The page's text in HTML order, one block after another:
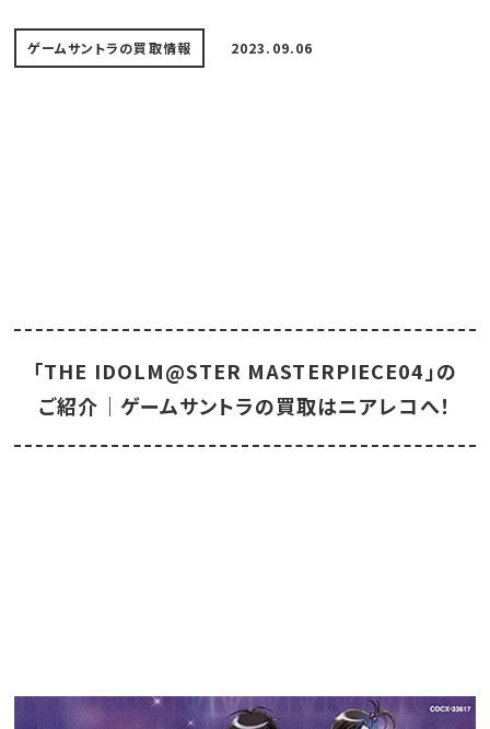
ゲームサントラの買取情報 2023.09.06
「THE IDOLM@STER MASTERPIECE04」の
ご紹介｜ゲームサントラの買取はニアレコへ！